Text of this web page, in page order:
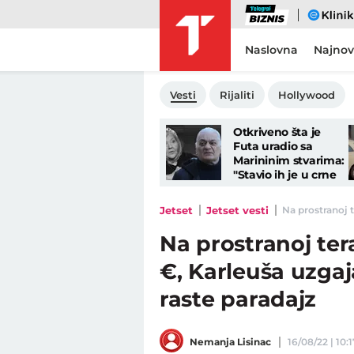
Biznis eKlinika
Naslovna
Vesti Rijaliti Hollywood
Otkriveno šta je
Futa uradio sa
Marininim stvarima:
"Stavio ih je u crne
Jetset Jetset vesti Na prostranoj
Na prostranoj
€, Karleuša
raste paradajz
Nemanja Lisinac 16/08/22 |